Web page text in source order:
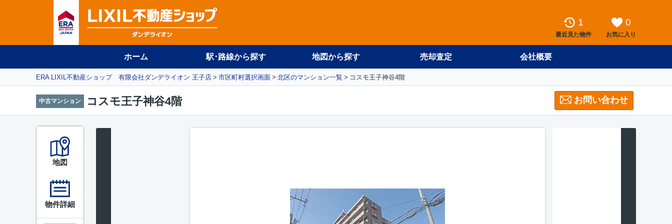
1
最近見た物件
0
お気に入り
ホーム 駅･路線から探す 地図から探す 売却査定 会社概要
ERA LIXIL不動産ショップ 有限会社ダンデライオン 王子店 市区町村選択画面 北区のマンション一覧 コスモ王子神谷4階
中古マンション コスモ王子神谷4階 お問い合わせ
地図
物件詳細